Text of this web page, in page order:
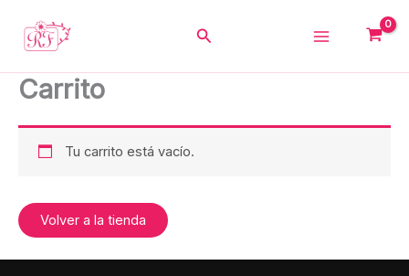
contenido
Buscar
Carrito
Tu carrito está vacío.
Volver a la tienda